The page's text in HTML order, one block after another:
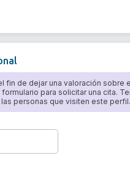
fin de dejar una valoración sobre
para solicitar una cita.
personas que visiten este perfil.